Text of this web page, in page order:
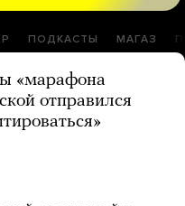
ПОДКАСТЫ МАГАЗ
«марафона
отправился